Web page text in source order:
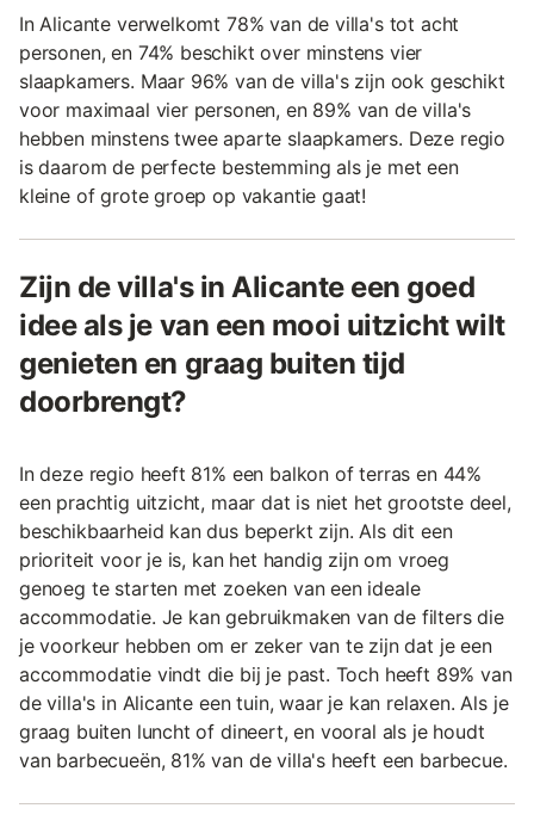
In Alicante verwelkomt 78% van de villa's tot acht
personen, en 74% beschikt over minstens vier
slaapkamers. Maar 96% van de villa's zijn ook geschikt
voor maximaal vier personen, en 89% van de villa's
hebben minstens twee aparte slaapkamers. Deze regio
is daarom de perfecte bestemming als je met een
kleine of grote groep op vakantie gaat!
Zijn de villa's in Alicante een goed
idee als je van een mooi uitzicht wilt
genieten en graag buiten tijd
doorbrengt?
In deze regio heeft 81% een balkon of terras en 44%
een prachtig uitzicht, maar dat is niet het grootste deel,
beschikbaarheid kan dus beperkt zijn. Als dit een
prioriteit voor je is, kan het handig zijn om vroeg
genoeg te starten met zoeken van een ideale
accommodatie. Je kan gebruikmaken van de filters die
je voorkeur hebben om er zeker van te zijn dat je een
accommodatie vindt die bij je past. Toch heeft 89% van
de villa's in Alicante een tuin, waar je kan relaxen. Als je
graag buiten luncht of dineert, en vooral als je houdt
van barbecueën, 81% van de villa's heeft een barbecue.